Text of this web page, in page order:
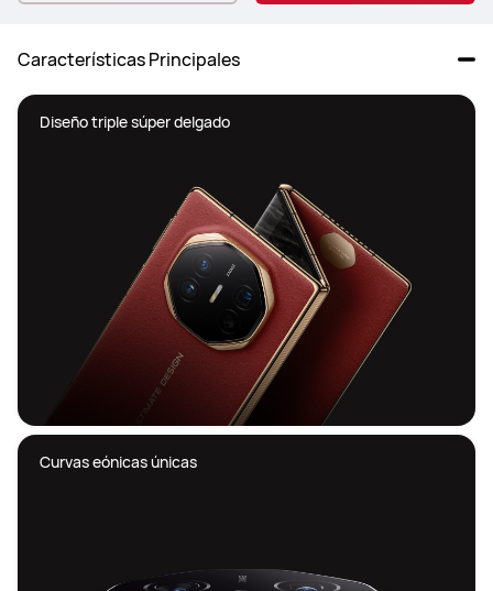
Características Principales
Diseño triple súper delgado
Curvas eónicas únicas